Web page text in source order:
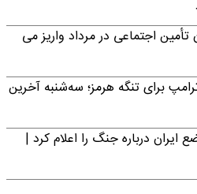
اجتماعی در مرداد واریز می
برای تنگه هرمز؛ سه‌شنبه آخرین
درباره جنگ را اعلام کرد |